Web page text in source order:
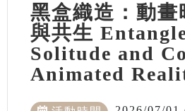
黑盒織造：動畫
與共生
Solitude and
Animated